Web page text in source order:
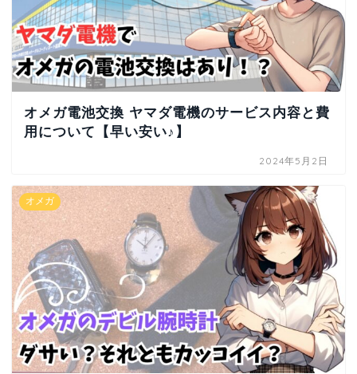
オメガ電池交換 ヤマダ電機のサービス内容と費
用について【早い安い♪】
2024年5月2日
オメガ